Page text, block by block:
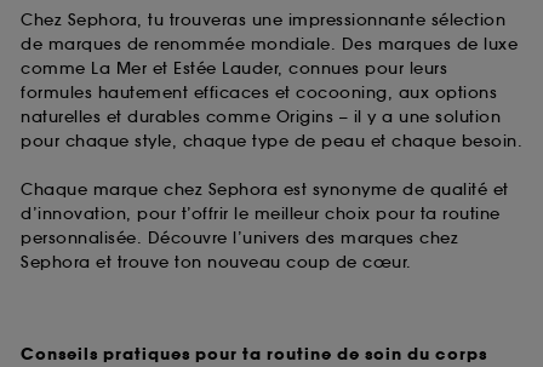
Chez Sephora, tu trouveras une impressionnante sélection
de marques de renommée mondiale. Des marques de luxe
comme La Mer et Estée Lauder, connues pour leurs
formules hautement efficaces et cocooning, aux options
naturelles et durables comme Origins – il y a une solution
pour chaque style, chaque type de peau et chaque besoin.
Chaque marque chez Sephora est synonyme de qualité et
d’innovation, pour t’offrir le meilleur choix pour ta routine
personnalisée. Découvre l’univers des marques chez
Sephora et trouve ton nouveau coup de cœur.
Conseils pratiques pour ta routine de soin du corps